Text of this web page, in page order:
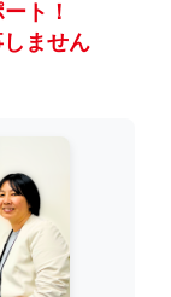
ト！
ません